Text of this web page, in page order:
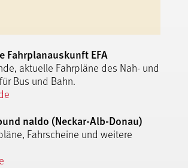
Fahrplanauskunft EFA
aktuelle Fahrpläne des Nah- und
Bus und Bahn.
naldo (Neckar-Alb-Donau)
Fahrscheine und weitere